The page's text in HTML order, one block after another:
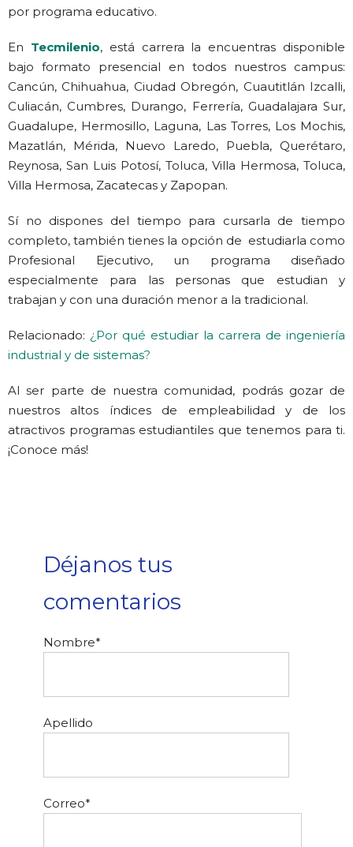
por programa educativo.
En Tecmilenio, está carrera la encuentras disponible
bajo formato presencial en todos nuestros campus:
Cancún, Chihuahua, Ciudad Obregón, Cuautitlán Izcalli,
Culiacán, Cumbres, Durango, Ferrería, Guadalajara Sur,
Guadalupe, Hermosillo, Laguna, Las Torres, Los Mochis,
Mazatlán, Mérida, Nuevo Laredo, Puebla, Querétaro,
Reynosa, San Luis Potosí, Toluca, Villa Hermosa, Toluca,
Villa Hermosa, Zacatecas y Zapopan.
Sí no dispones del tiempo para cursarla de tiempo
completo, también tienes la opción de estudiarla como
Profesional Ejecutivo, un programa diseñado
especialmente para las personas que estudian y
trabajan y con una duración menor a la tradicional.
Relacionado: ¿Por qué estudiar la carrera de ingeniería
industrial y de sistemas?
Al ser parte de nuestra comunidad, podrás gozar de
nuestros altos índices de empleabilidad y de los
atractivos programas estudiantiles que tenemos para ti.
¡Conoce más!
Déjanos tus
comentarios
Nombre*
Apellido
Correo*